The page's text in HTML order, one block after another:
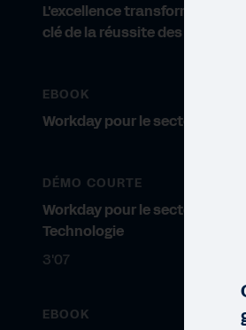
L'excellence
clé de la réussite des
EBOOK
Workday pour le secteur de la
DÉMO COURTE
Workday pour le secteur de la
Technologie
3'07
EBOOK